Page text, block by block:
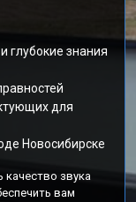
глубокие знания
для
Новосибирске
звука
вам